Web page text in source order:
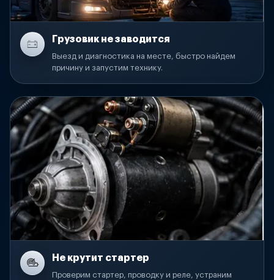
Грузовик не заводится
Выезд и диагностика на месте, быстро найдем
причину и запустим технику.
Не крутит стартер
Проверим стартер, проводку и реле, устраним